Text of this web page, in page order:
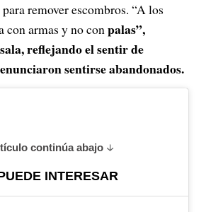
remover escombros. “A los
con armas y no conpalas”,
reflejando el sentir de
sentirse abandonados.
continúa abajo
INTERESAR